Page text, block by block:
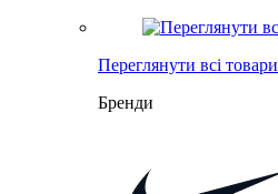
Переглянути всі товари
Бренди